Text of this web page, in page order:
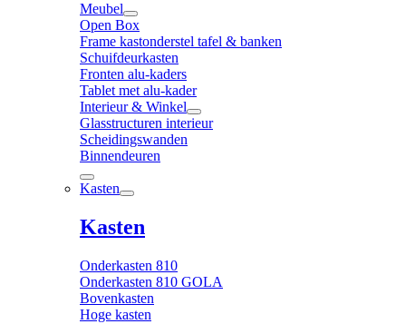
Meubel
Open Box
Frame kastonderstel tafel & banken
Schuifdeurkasten
Fronten alu-kaders
Tablet met alu-kader
Interieur & Winkel
Glasstructuren interieur
Scheidingswanden
Binnendeuren
Kasten
Kasten
Onderkasten 810
Onderkasten 810 GOLA
Bovenkasten
Hoge kasten